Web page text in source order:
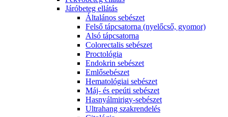
Járóbeteg ellátás
Általános sebészet
Felső tápcsatorna (nyelőcső, gyomor)
Alsó tápcsatorna
Colorectalis sebészet
Proctológia
Endokrin sebészet
Emlősebészet
Hematológiai sebészet
Máj- és epeúti sebészet
Hasnyálmirigy-sebészet
Ultrahang szakrendelés